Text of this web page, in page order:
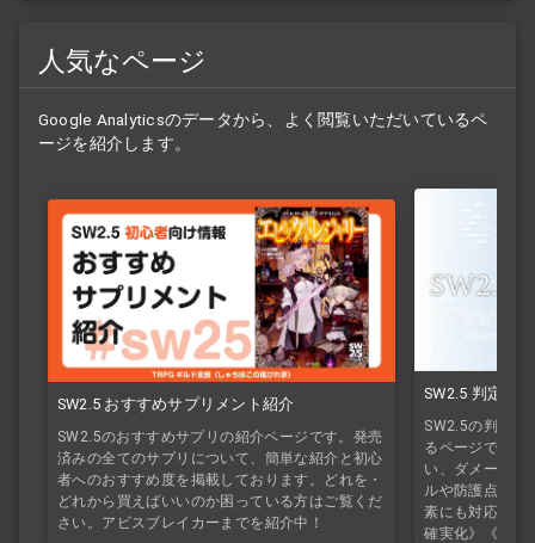
人気なページ
Google Analyticsのデータから、よく閲覧いただいているペ
ージを紹介します。
SW2.5 おすすめサプリメント紹介
SW2.5のおすすめサプリの紹介ページです。発売
済みの全てのサプリについて、簡単な紹介と初心
者へのおすすめ度を掲載しております。どれを・
どれから買えばいいのか困っている方はご覧くだ
さい。アビスブレイカーまでを紹介中！
SW2.5 判定シ
SW2.5の判定や
るページです。
い、ダメージの
ルや防護点、半
素にも対応して
確実化》《魔法